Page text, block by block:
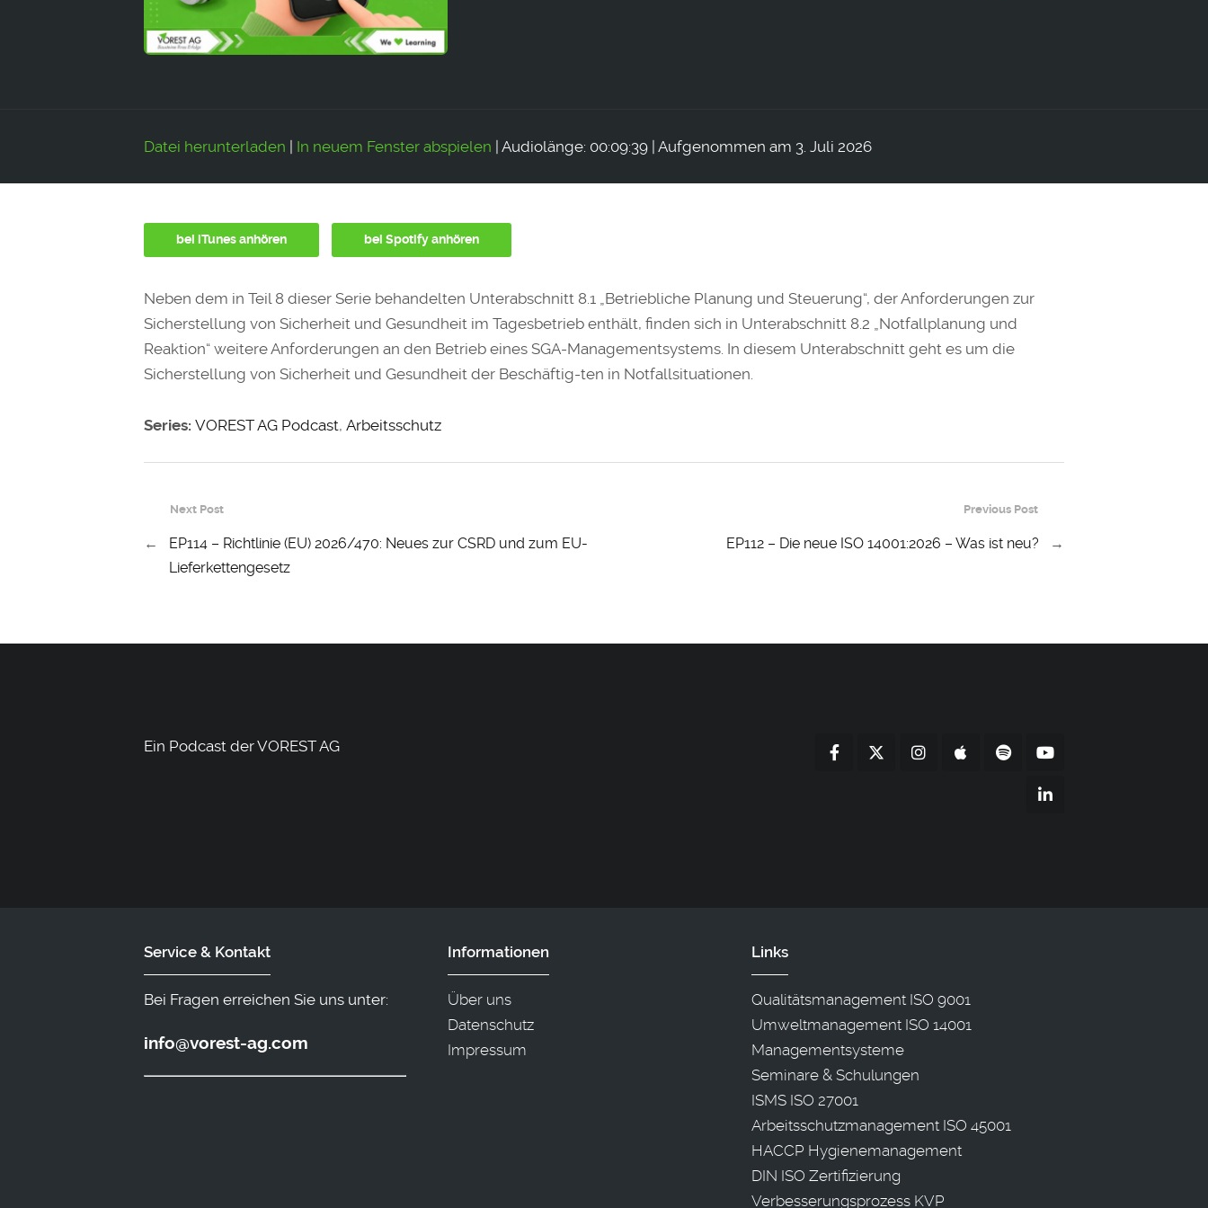
Datei herunterladen | In neuem Fenster abspielen | Audiolänge: 00:09:39 | Aufgenommen am 3. Juli 2026
bei iTunes anhören bei Spotify anhören
Neben dem in Teil 8 dieser Serie behandelten Unterabschnitt 8.1 „Betriebliche Planung und Steuerung“, der Anforderungen zur
Sicherstellung von Sicherheit und Gesundheit im Tagesbetrieb enthält, finden sich in Unterabschnitt 8.2 „Notfallplanung und
Reaktion“ weitere Anforderungen an den Betrieb eines SGA-Managementsystems. In diesem Unterabschnitt geht es um die
Sicherstellung von Sicherheit und Gesundheit der Beschäftig-ten in Notfallsituationen.
Series: VOREST AG Podcast, Arbeitsschutz
Previous Post
EP112 – Die neue ISO 14001:2026 – Was ist neu? →
Next Post
←
EP114 – Richtlinie (EU) 2026/470: Neues zur CSRD und zum EU-
Lieferkettengesetz
Ein Podcast der VOREST AG
Service & Kontakt
Bei Fragen erreichen Sie uns unter:
info@vorest-ag.com
Informationen
Über uns
Datenschutz
Impressum
Links
Qualitätsmanagement ISO 9001
Umweltmanagement ISO 14001
Managementsysteme
Seminare & Schulungen
ISMS ISO 27001
Arbeitsschutzmanagement ISO 45001
HACCP Hygienemanagement
DIN ISO Zertifizierung
Verbesserungsprozess KVP